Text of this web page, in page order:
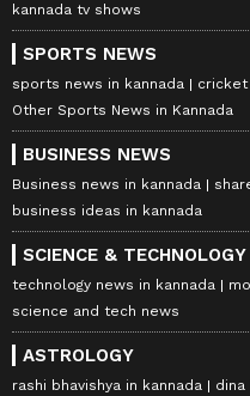
kannada tv shows
SPORTS NEWS
sports news in kannada
cricket
Other Sports News in Kannada
BUSINESS NEWS
Business news in kannada
business ideas in kannada
SCIENCE & TECHNOLOGY
technology news in kannada
science and tech news
ASTROLOGY
rashi bhavishya in kannada dina